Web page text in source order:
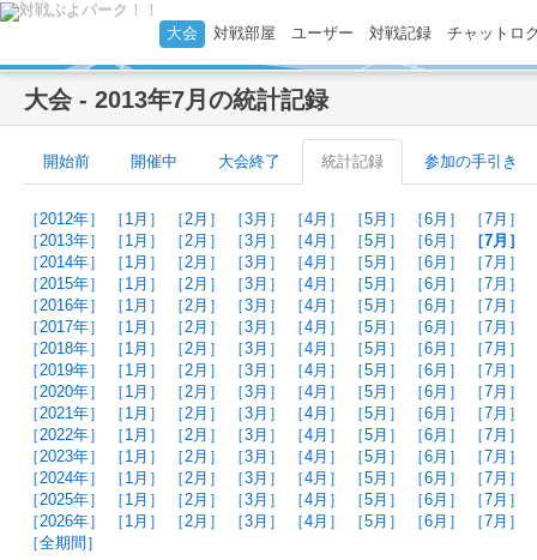
大会 対戦部屋 ユーザー 対戦記録 チャットロ
大会 - 2013年7月の統計記録
開始前 開催中 大会終了 統計記録 参加の手引き
［2012年］ ［1月］ ［2月］ ［3月］ ［4月］ ［5月］ ［6月］ ［7月］
［2013年］
［1月］ ［2月］ ［3月］ ［4月］ ［5月］ ［6月］ ［7月］
［2014年］
［1月］ ［2月］ ［3月］ ［4月］ ［5月］ ［6月］ ［7月］
［2015年］
［1月］ ［2月］ ［3月］ ［4月］ ［5月］ ［6月］ ［7月］
［2016年］
［1月］ ［2月］ ［3月］ ［4月］ ［5月］ ［6月］ ［7月］
［2017年］
［1月］ ［2月］ ［3月］ ［4月］ ［5月］ ［6月］ ［7月］
［2018年］
［1月］ ［2月］ ［3月］ ［4月］ ［5月］ ［6月］ ［7月］
［2019年］
［1月］ ［2月］ ［3月］ ［4月］ ［5月］ ［6月］ ［7月］
［2020年］
［1月］ ［2月］ ［3月］ ［4月］ ［5月］ ［6月］ ［7月］
［2021年］
［1月］ ［2月］ ［3月］ ［4月］ ［5月］ ［6月］ ［7月］
［2022年］
［1月］ ［2月］ ［3月］ ［4月］ ［5月］ ［6月］ ［7月］
［2023年］
［1月］ ［2月］ ［3月］ ［4月］ ［5月］ ［6月］ ［7月］
［2024年］
［1月］ ［2月］ ［3月］ ［4月］ ［5月］ ［6月］ ［7月］
［2025年］
［1月］ ［2月］ ［3月］ ［4月］ ［5月］ ［6月］ ［7月］
［2026年］
［1月］ ［2月］ ［3月］ ［4月］ ［5月］ ［6月］ ［7月］
［全期間］